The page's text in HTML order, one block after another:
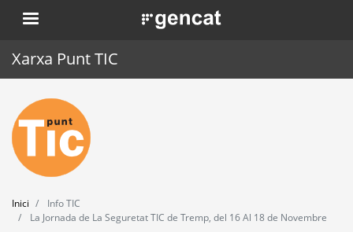
Vés
al
. Obre en una nova finestra.
Xarxa Punt TIC
Inici
Punt TIC
Actualitat
Agenda
Inici
Info TIC
La Jornada de La Seguretat TIC de Tremp, del 16 Al 18 de Novembre